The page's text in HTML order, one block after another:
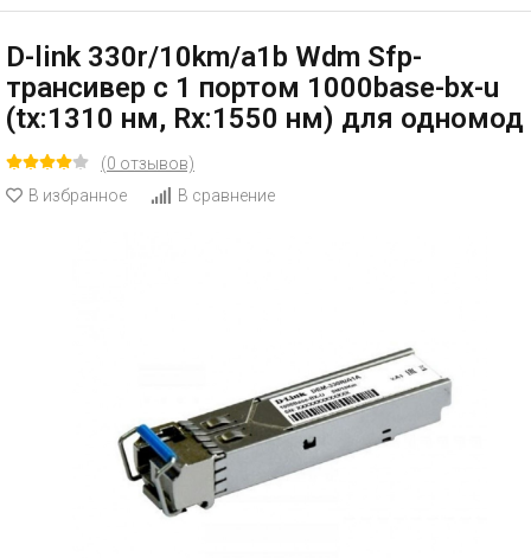
D-link 330r/10km/a1b Wdm Sfp-
трансивер с 1 портом 1000base-bx-u
(tx:1310 нм, Rx:1550 нм) для одномод
(0 отзывов)
В избранное
В сравнение